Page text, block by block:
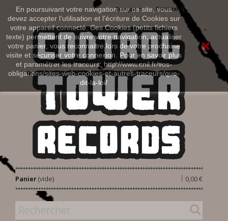
En poursuivant votre navigation sur ce site, vous
devez accepter l’utilisation et l'écriture de Cookies sur
votre appareil connecté. Ces Cookies (petits fichiers
texte) permettent de suivre votre navigation, actualiser
votre panier, vous reconnaitre lors de votre prochaine
visite et sécuriser votre connexion. Pour en savoir plus
et paramétrer les traceurs: http://www.cnil.fr/vos-
obligations/sites-web-cookies-et-autres-traceurs/que-
dit-la-loi/
Connexion
Français
Panier 0,00 €
|
(vide)